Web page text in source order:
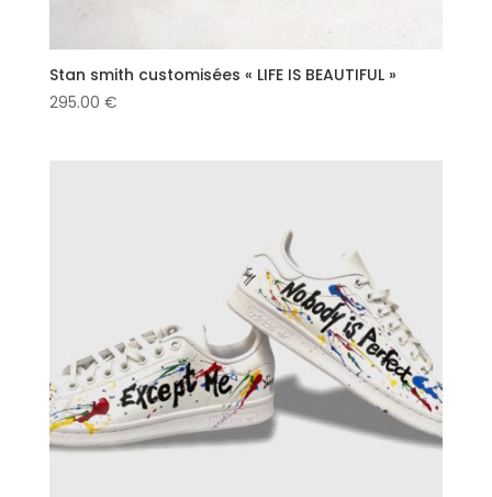
Stan smith customisées « LIFE IS BEAUTIFUL »
295.00 €